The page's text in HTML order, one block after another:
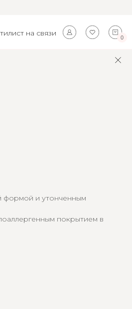
0
на связи
формой и утонченным
покрытием в